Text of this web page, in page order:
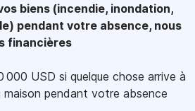
biens (incendie, inondation,
pendant votre absence, nous
financières
000 USD si quelque chose arrive à
pendant votre absence